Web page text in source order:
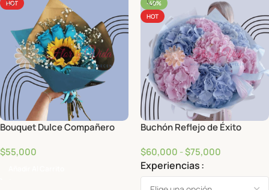
HOT
Bouquet Dulce Compañero
$55,000
-40%
HOT
Buchón Reflejo de Éxito
$60,000 -$75,000
Experiencias